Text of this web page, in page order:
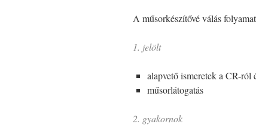
A műsorkészítővé válás
1. jelölt
alapvető ismeretek a CR-ról
műsorlátogatás
2. gyakornok